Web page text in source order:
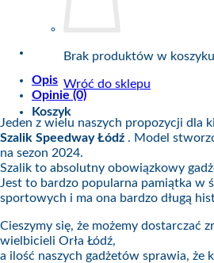
Brak produktów w
Wróć do sklepu
Koszyk
Opis
Opinie (0)
Jeden z wielu naszych propozycji dla
Szalik Speedway Łódź . Model
na sezon 2024.
Szalik to absolutny obowiązkowy
Jest to bardzo popularna pamiątka w
sportowych i ma ona bardzo długą
Cieszymy się, że możemy dostarczać
wielbicieli Orła Łódź,
a ilość naszych gadżetów sprawia, że